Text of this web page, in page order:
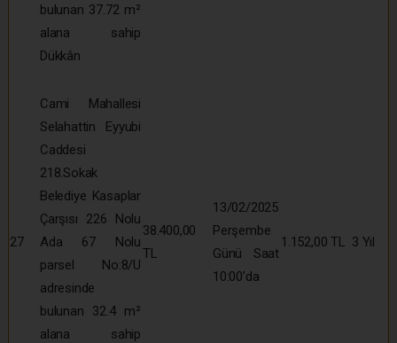
bulunan 37.72 m²
alana sahip
Dükkân
27
Cami Mahallesi
Selahattin Eyyubi
Caddesi
218.Sokak
Belediye Kasaplar
Çarşısı 226 Nolu
Ada 67 Nolu
parsel No:8/U
adresinde
bulunan 32.4 m²
alana sahip
38.400,00
TL
13/02/2025
Perşembe
Günü Saat
10:00’da
1.152,00 TL 3 Yıl